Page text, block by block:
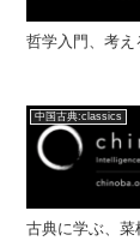
哲学入門、考え
中国古典:classics
古典に学ぶ、